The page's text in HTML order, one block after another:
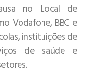
no Local de
Vodafone, BBC e
instituições de
de saúde e